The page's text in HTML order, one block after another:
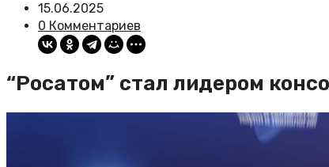
15.06.2025
0 Комментариев
“Росатом” стал лидером